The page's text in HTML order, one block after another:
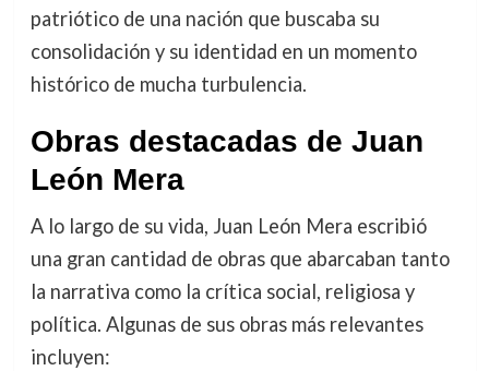
patriótico de una nación que buscaba su
consolidación y su identidad en un momento
histórico de mucha turbulencia.
Obras destacadas de Juan
León Mera
A lo largo de su vida, Juan León Mera escribió
una gran cantidad de obras que abarcaban tanto
la narrativa como la crítica social, religiosa y
política. Algunas de sus obras más relevantes
incluyen: